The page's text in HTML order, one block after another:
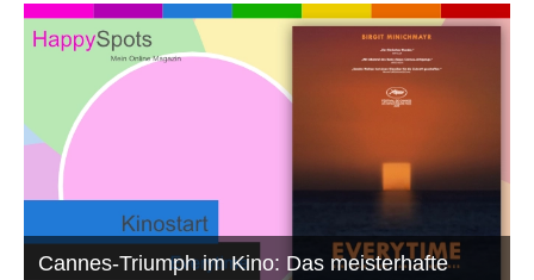
Cannes-Triumph im Kino: Das meisterhafte